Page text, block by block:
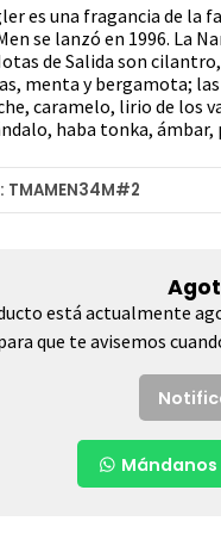
es una fragancia de
se lanzó en 1996. La
de Salida son
menta y bergamota;
caramelo, lirio de los
haba tonka,
TMAMEN34M#2
está actualmente
que te avisemos